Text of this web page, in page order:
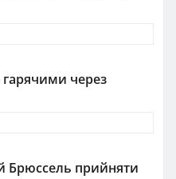
гарячими через
Брюссель прийняти